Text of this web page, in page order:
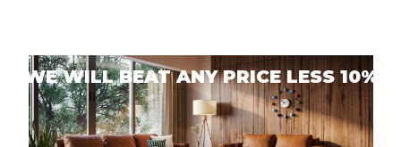
WE WILL BEAT ANY PRICE LESS 10%